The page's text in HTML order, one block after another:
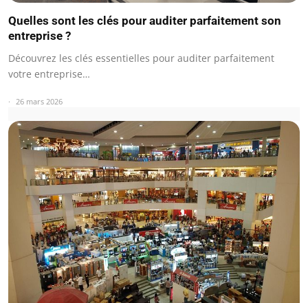
Quelles sont les clés pour auditer parfaitement son
entreprise ?
Découvrez les clés essentielles pour auditer parfaitement
votre entreprise…
26 mars 2026